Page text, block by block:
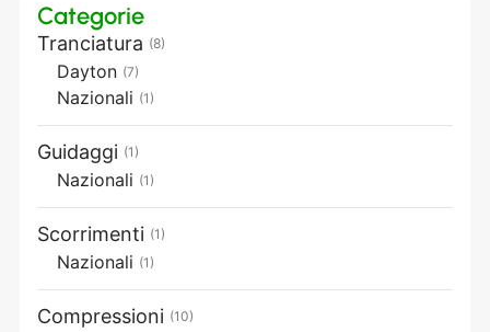
Categorie
Tranciatura (8)
Dayton (7)
Nazionali (1)
Guidaggi (1)
Nazionali (1)
Scorrimenti (1)
Nazionali (1)
Compressioni (10)